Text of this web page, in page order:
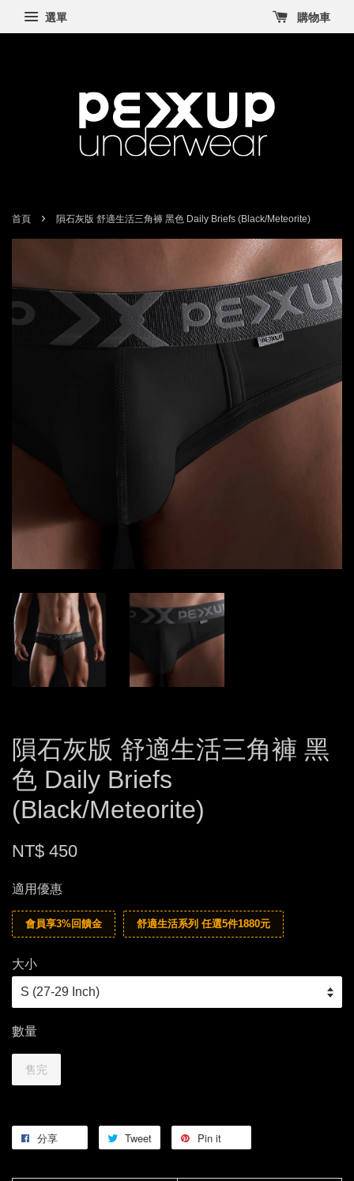
選單 購物車
首頁 › 隕石灰版 舒適生活三角褲 黑色 Daily Briefs (Black/Meteorite)
隕石灰版 舒適生活三角褲 黑
色 Daily Briefs
(Black/Meteorite)
NT$ 450
適用優惠
會員享3%回饋金 舒適生活系列 任選5件1880元
大小
數量
售完
分享 Tweet Pin it